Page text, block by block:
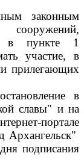
законным
сооружений,
в пункте 1
участие, в
прилегающих
в
славы" и на
портале
Архангельск"
подписания